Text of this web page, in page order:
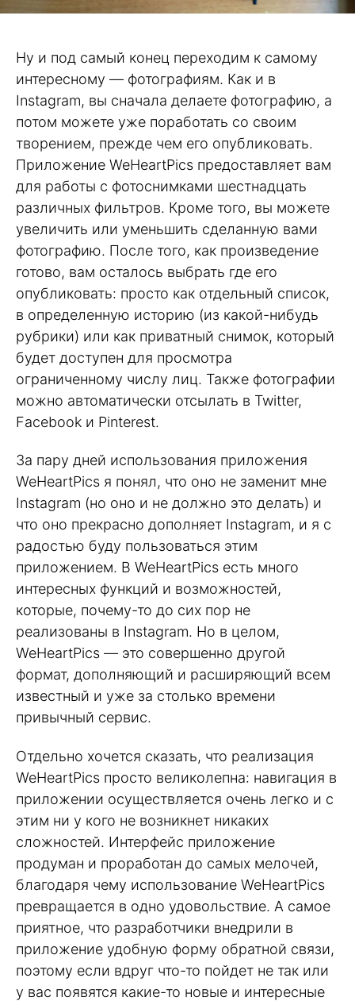
Ну и под самый конец переходим к самому
интересному — фотографиям. Как и в
Instagram, вы сначала делаете фотографию, а
потом можете уже поработать со своим
творением, прежде чем его опубликовать.
Приложение WeHeartPics предоставляет вам
для работы с фотоснимками шестнадцать
различных фильтров. Кроме того, вы можете
увеличить или уменьшить сделанную вами
фотографию. После того, как произведение
готово, вам осталось выбрать где его
опубликовать: просто как отдельный список,
в определенную историю (из какой-нибудь
рубрики) или как приватный снимок, который
будет доступен для просмотра
ограниченному числу лиц. Также фотографии
можно автоматически отсылать в Twitter,
Facebook и Pinterest.
За пару дней использования приложения
WeHeartPics я понял, что оно не заменит мне
Instagram (но оно и не должно это делать) и
что оно прекрасно дополняет Instagram, и я с
радостью буду пользоваться этим
приложением. В WeHeartPics есть много
интересных функций и возможностей,
которые, почему-то до сих пор не
реализованы в Instagram. Но в целом,
WeHeartPics — это совершенно другой
формат, дополняющий и расширяющий всем
известный и уже за столько времени
привычный сервис.
Отдельно хочется сказать, что реализация
WeHeartPics просто великолепна: навигация в
приложении осуществляется очень легко и с
этим ни у кого не возникнет никаких
сложностей. Интерфейс приложение
продуман и проработан до самых мелочей,
благодаря чему использование WeHeartPics
превращается в одно удовольствие. А самое
приятное, что разработчики внедрили в
приложение удобную форму обратной связи,
поэтому если вдруг что-то пойдет не так или
у вас появятся какие-то новые и интересные